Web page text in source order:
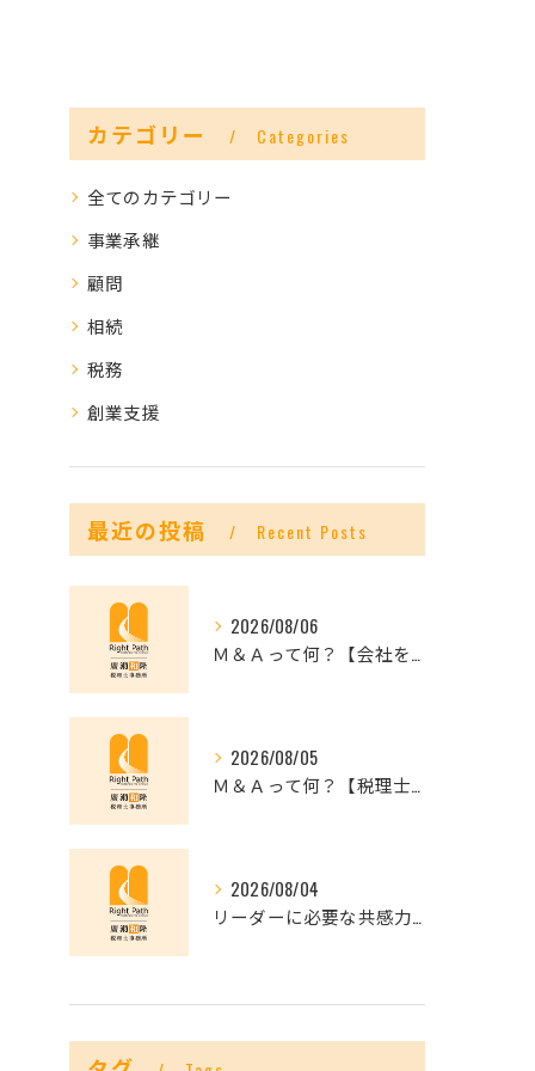
カテゴリー Categories
全てのカテゴリー
事業承継
顧問
相続
税務
創業支援
最近の投稿 Recent Posts
2026/08/06
Ｍ＆Ａって何？【会社を未来へつなぐ選択肢】
2026/08/05
Ｍ＆Ａって何？【税理士だからできること】
2026/08/04
リーダーに必要な共感力とは？